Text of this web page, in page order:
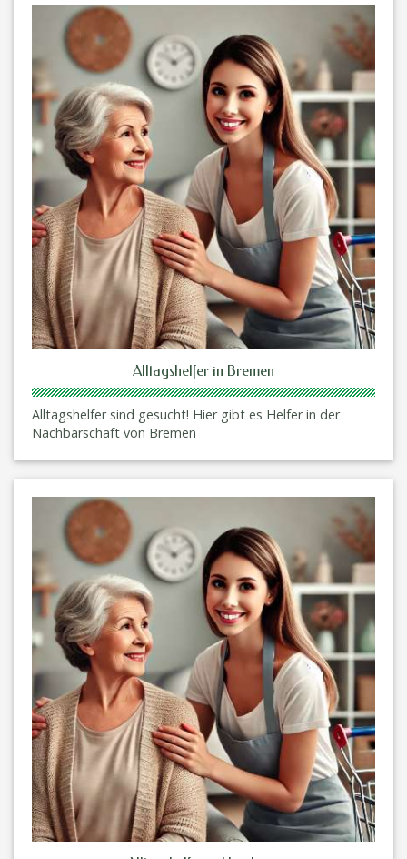
Alltagshelfer in Bremen
Alltagshelfer sind gesucht! Hier gibt es Helfer in der
Nachbarschaft von Bremen